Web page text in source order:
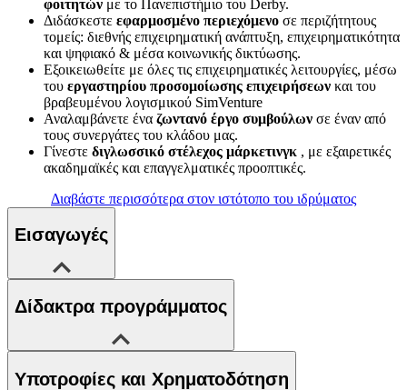
φοιτητών με το Πανεπιστήμιο του Derby.
Διδάσκεστε εφαρμοσμένο περιεχόμενο σε περιζήτητους
τομείς: διεθνής επιχειρηματική ανάπτυξη, επιχειρηματικότητα
και ψηφιακό & μέσα κοινωνικής δικτύωσης.
Εξοικειωθείτε με όλες τις επιχειρηματικές λειτουργίες, μέσω
του εργαστηρίου προσομοίωσης επιχειρήσεων και του
βραβευμένου λογισμικού SimVenture
Αναλαμβάνετε ένα ζωντανό έργο συμβούλων σε έναν από
τους συνεργάτες του κλάδου μας.
Γίνεστε διγλωσσικό στέλεχος μάρκετινγκ , με εξαιρετικές
ακαδημαϊκές και επαγγελματικές προοπτικές.
Διαβάστε περισσότερα στον ιστότοπο του ιδρύματος
Εισαγωγές
Δίδακτρα προγράμματος
Υποτροφίες και Χρηματοδότηση